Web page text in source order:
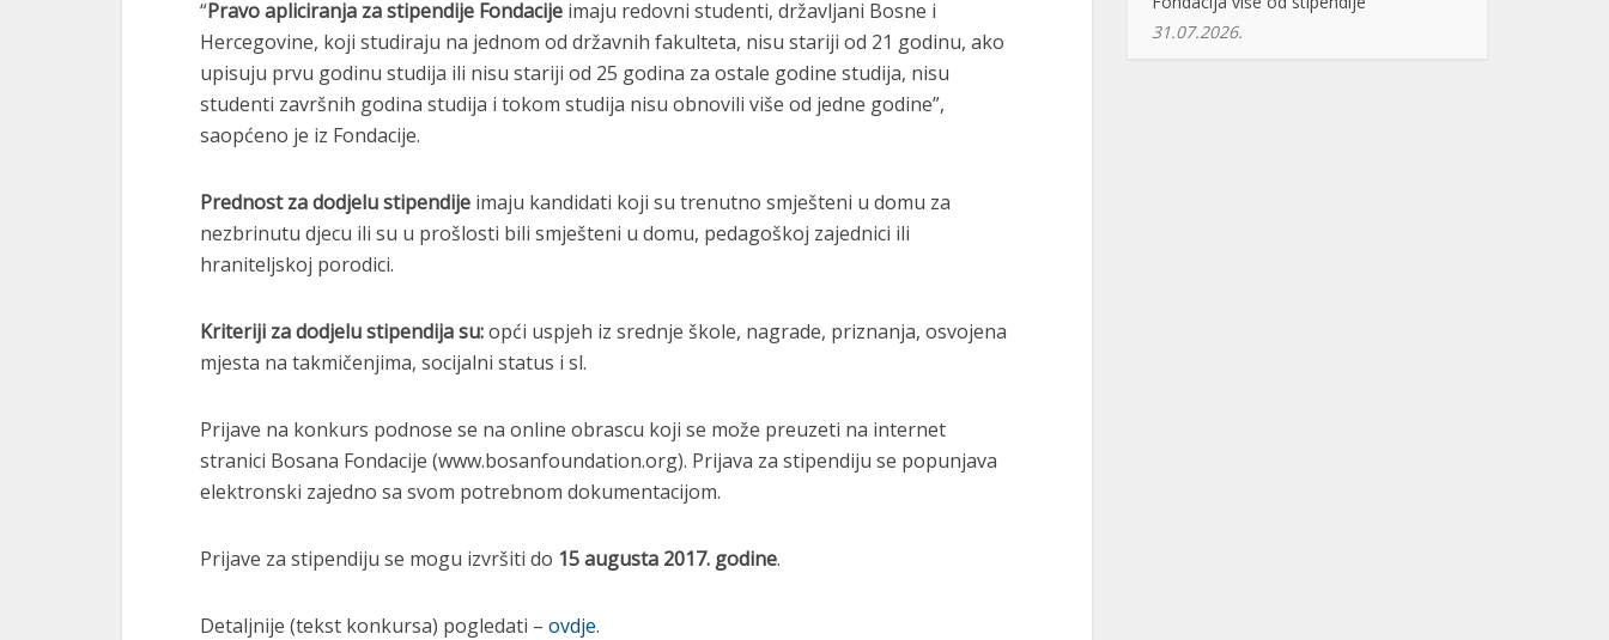
“Pravo apliciranja za stipendije Fondacije imaju redovni studenti, državljani Bosne i
Hercegovine, koji studiraju na jednom od državnih fakulteta, nisu stariji od 21 godinu, ako
upisuju prvu godinu studija ili nisu stariji od 25 godina za ostale godine studija, nisu
studenti završnih godina studija i tokom studija nisu obnovili više od jedne godine”,
saopćeno je iz Fondacije.
Prednost za dodjelu stipendije imaju kandidati koji su trenutno smješteni u domu za
nezbrinutu djecu ili su u prošlosti bili smješteni u domu, pedagoškoj zajednici ili
hraniteljskoj porodici.
Kriteriji za dodjelu stipendija su:opći uspjeh iz srednje škole, nagrade, priznanja, osvojena
mjesta na takmičenjima, socijalni status i sl.
Prijave na konkurs podnose se na online obrascu koji se može preuzeti na internet
stranici Bosana Fondacije (www.bosanfoundation.org). Prijava za stipendiju se popunjava
elektronski zajedno sa svom potrebnom dokumentacijom.
Prijave za stipendiju se mogu izvršiti do 15 augusta 2017. godine.
Detaljnije (tekst konkursa) pogledati – ovdje.
31.07.2026.